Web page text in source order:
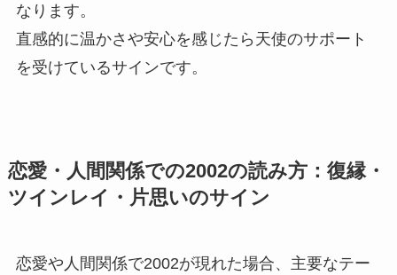
なります。
直感的に温かさや安心を感じたら天使のサポート
を受けているサインです。
恋愛・人間関係での2002の読み方：復縁・
ツインレイ・片思いのサイン
恋愛や人間関係で2002が現れた場合、主要なテー